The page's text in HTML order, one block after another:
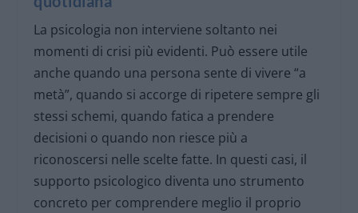
La psicologia non interviene soltanto nei
momenti di crisi più evidenti. Può essere utile
anche quando una persona sente di vivere “a
metà”, quando si accorge di ripetere sempre gli
stessi schemi, quando fatica a prendere
decisioni o quando non riesce più a
riconoscersi nelle scelte fatte. In questi casi, il
supporto psicologico diventa uno strumento
concreto per comprendere meglio il proprio